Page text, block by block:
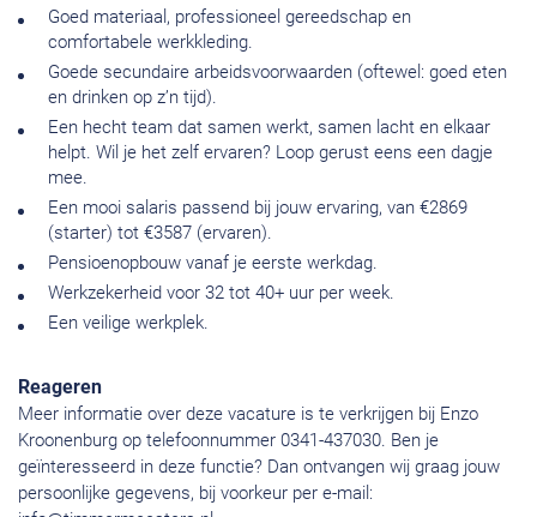
Goed materiaal, professioneel gereedschap en
comfortabele werkkleding.
Goede secundaire arbeidsvoorwaarden (oftewel: goed eten
en drinken op z’n tijd).
Een hecht team dat samen werkt, samen lacht en elkaar
helpt. Wil je het zelf ervaren? Loop gerust eens een dagje
mee.
Een mooi salaris passend bij jouw ervaring, van €2869
(starter) tot €3587 (ervaren).
Pensioenopbouw vanaf je eerste werkdag.
Werkzekerheid voor 32 tot 40+ uur per week.
Een veilige werkplek.
Reageren
Meer informatie over deze vacature is te verkrijgen bij Enzo
Kroonenburg op telefoonnummer 0341-437030. Ben je
geïnteresseerd in deze functie? Dan ontvangen wij graag jouw
persoonlijke gegevens, bij voorkeur per e-mail: